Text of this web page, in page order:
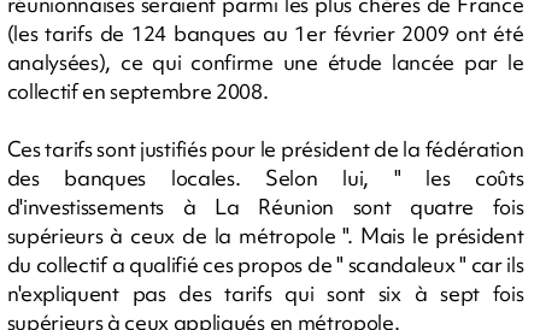
(les tarifs de 124 banques au 1er février 2009 ont été
analysées), ce qui confirme une étude lancée par le
collectif en septembre 2008.
Ces tarifs sont justifiés pour le président de la fédération
des banques locales. Selon lui, " les coûts
d'investissements à La Réunion sont quatre fois
supérieurs à ceux de la métropole ". Mais le président
du collectif a qualifié ces propos de " scandaleux " car ils
n'expliquent pas des tarifs qui sont six à sept fois
supérieurs à ceux appliqués en métropole.